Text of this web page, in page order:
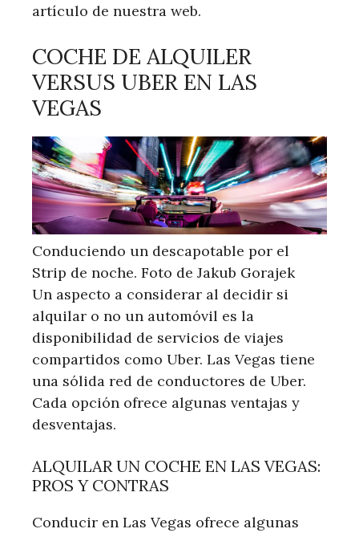
artículo de nuestra web.
COCHE DE ALQUILER
VERSUS UBER EN LAS
VEGAS
Conduciendo un descapotable por el
Strip de noche. Foto de Jakub Gorajek
Un aspecto a considerar al decidir si
alquilar o no un automóvil es la
disponibilidad de servicios de viajes
compartidos como Uber. Las Vegas tiene
una sólida red de conductores de Uber.
Cada opción ofrece algunas ventajas y
desventajas.
ALQUILAR UN COCHE EN LAS VEGAS:
PROS Y CONTRAS
Conducir en Las Vegas ofrece algunas